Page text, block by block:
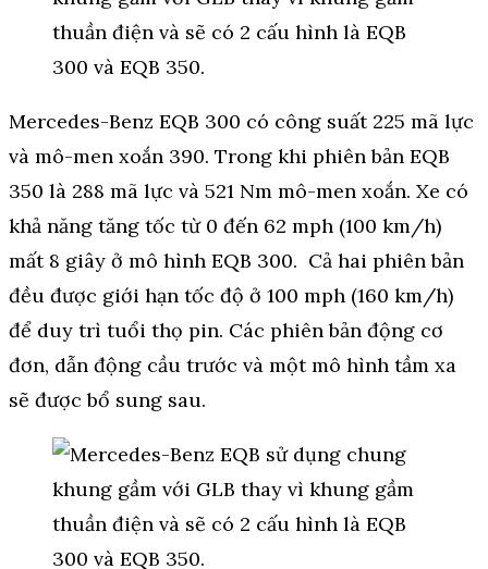
Mercedes-Benz EQB 300 có công suất 225 mã lực
và mô-men xoắn 390. Trong khi phiên bản EQB
350 là 288 mã lực và 521 Nm mô-men xoắn. Xe có
khả năng tăng tốc từ 0 đến 62 mph (100 km/h)
mất 8 giây ở mô hình EQB 300. Cả hai phiên bản
đều được giới hạn tốc độ ở 100 mph (160 km/h)
để duy trì tuổi thọ pin. Các phiên bản động cơ
đơn, dẫn động cầu trước và một mô hình tầm xa
sẽ được bổ sung sau.